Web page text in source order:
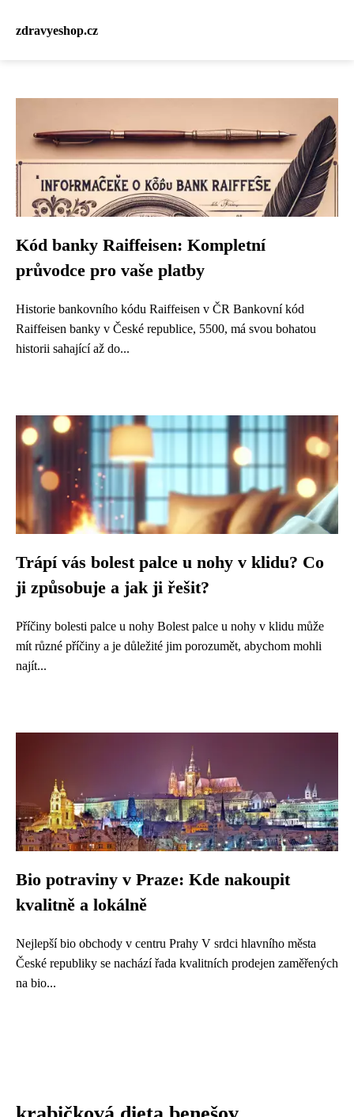
zdravyeshop.cz
Kód banky Raiffeisen: Kompletní
průvodce pro vaše platby
Historie bankovního kódu Raiffeisen v ČR Bankovní kód
Raiffeisen banky v České republice, 5500, má svou bohatou
historii sahající až do...
Trápí vás bolest palce u nohy v klidu? Co
ji způsobuje a jak ji řešit?
Příčiny bolesti palce u nohy Bolest palce u nohy v klidu může
mít různé příčiny a je důležité jim porozumět, abychom mohli
najít...
Bio potraviny v Praze: Kde nakoupit
kvalitně a lokálně
Nejlepší bio obchody v centru Prahy V srdci hlavního města
České republiky se nachází řada kvalitních prodejen zaměřených
na bio...